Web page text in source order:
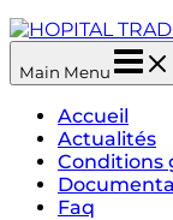
Main Menu
Accueil
Actualités
Conditions
Faq